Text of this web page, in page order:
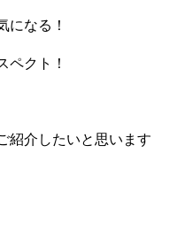
になる！
ペクト！
紹介したいと思います